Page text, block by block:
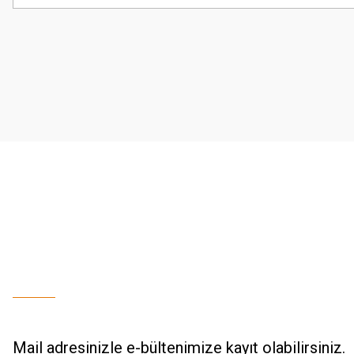
Görüş ve önerileriniz için teşekkür ederiz.
Mail adresinizle e-bültenimize kayıt olabilirsiniz.